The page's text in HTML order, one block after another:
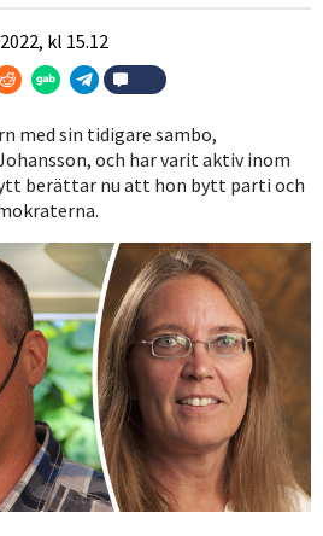
kl 15.12
med sin tidigare sambo,
och har varit aktiv inom
berättar nu att hon bytt parti och